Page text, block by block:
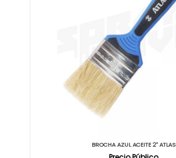
BROCHA AZUL ACEITE 2" ATLAS